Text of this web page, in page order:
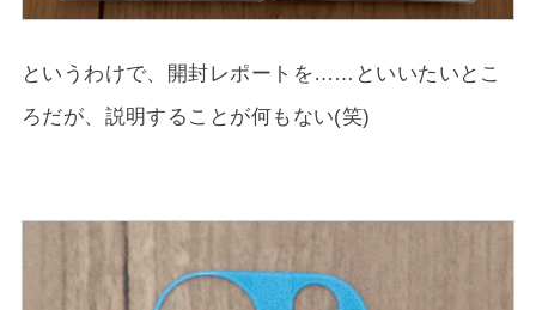
というわけで、開封レポートを……といいたいとこ
ろだが、説明することが何もない(笑)